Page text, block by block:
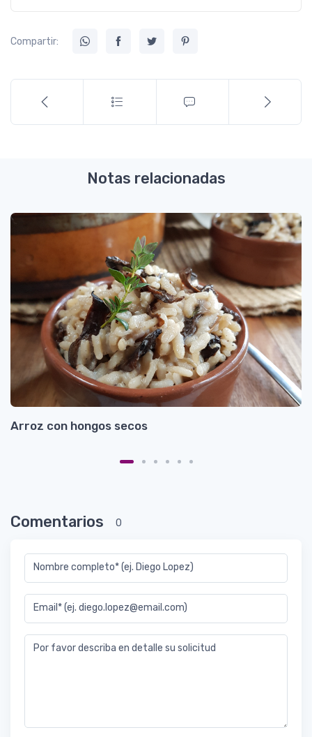
Compartir:
Notas relacionadas
Arroz con hongos secos
Comentarios 0
Nombre completo* (ej. Diego Lopez)
Email* (ej. diego.lopez@email.com)
Por favor describa en detalle su solicitud